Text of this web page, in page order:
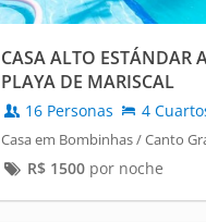
CASA ALTO ESTÁNDAR
PLAYA DE MARISCAL
16 Personas 4
Casa em Bombinhas / Canto
R$ 1500por noche